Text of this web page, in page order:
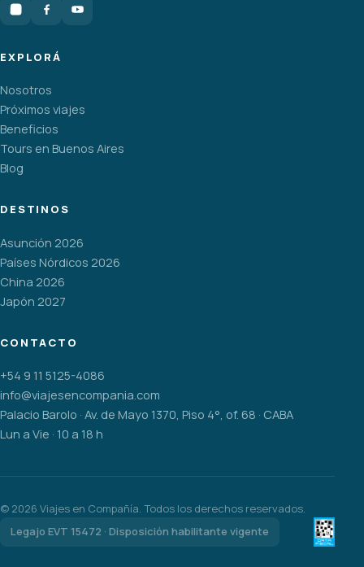
EXPLORÁ
Nosotros
Próximos viajes
Beneficios
Tours en Buenos Aires
Blog
DESTINOS
Asunción 2026
Países Nórdicos 2026
China 2026
Japón 2027
CONTACTO
+54 9 11 5125-4086
info@viajesencompania.com
Palacio Barolo · Av. de Mayo 1370, Piso 4°, of. 68 · CABA
Lun a Vie · 10 a 18 h
© 2026 Viajes en Compañía. Todos los derechos reservados.
Legajo EVT 15472 · Disposición habilitante vigente